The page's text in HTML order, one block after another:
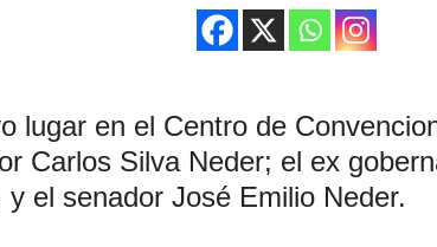
lugar en el Centro de
Carlos Silva Neder; el ex
el senador José Emilio Neder.